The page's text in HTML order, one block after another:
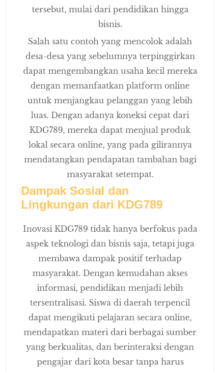
tersebut, mulai dari pendidikan hingga
bisnis.
Salah satu contoh yang mencolok adalah
desa-desa yang sebelumnya terpinggirkan
dapat mengembangkan usaha kecil mereka
dengan memanfaatkan platform online
untuk menjangkau pelanggan yang lebih
luas. Dengan adanya koneksi cepat dari
KDG789, mereka dapat menjual produk
lokal secara online, yang pada gilirannya
mendatangkan pendapatan tambahan bagi
masyarakat setempat.
Dampak Sosial dan
Lingkungan dari KDG789
Inovasi KDG789 tidak hanya berfokus pada
aspek teknologi dan bisnis saja, tetapi juga
membawa dampak positif terhadap
masyarakat. Dengan kemudahan akses
informasi, pendidikan menjadi lebih
tersentralisasi. Siswa di daerah terpencil
dapat mengikuti pelajaran secara online,
mendapatkan materi dari berbagai sumber
yang berkualitas, dan berinteraksi dengan
pengajar dari kota besar tanpa harus